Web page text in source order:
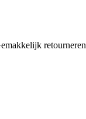
retourneren